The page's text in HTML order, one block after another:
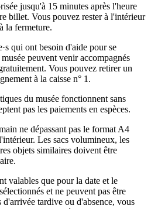
jusqu'à 15 minutes après l'heure
billet. Vous pouvez rester à l'intérieur
la fermeture.
qui ont besoin d'aide pour se
peuvent venir accompagnés
Vous pouvez retirer un
à la caisse n° 1.
du musée fonctionnent sans
pas les paiements en espèces.
ne dépassant pas le format A4
Les sacs volumineux, les
objets similaires doivent être
valables que pour la date et le
et ne peuvent pas être
d'arrivée tardive ou d'absence, vous